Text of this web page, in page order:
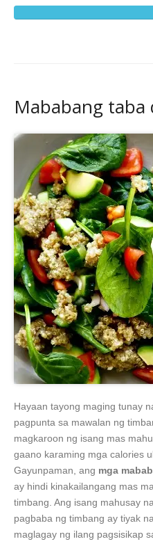
Mababang taba
Hayaan tayong maging tunay
pagpunta sa mawalan ng
magkaroon ng isang mas
gaano karaming mga calories
Gayunpaman, ang mga
ay hindi kinakailangang mas
timbang. Ang isang mahusay
pagbaba ng timbang ay tiyak
maglagay ng ilang pagsisikap